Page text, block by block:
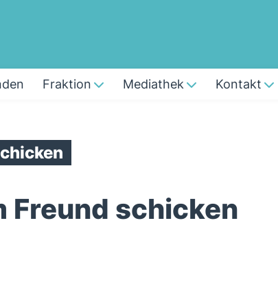
Fraktion Mediathek Kontakt
Freund schicken